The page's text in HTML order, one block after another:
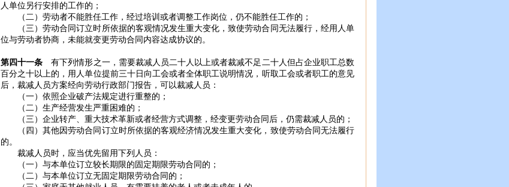
人单位另行安排的工作的；
（二）劳动者不能胜任工作，经过培训或者调整工作岗位，仍不能胜任工作的；
（三）劳动合同订立时所依据的客观情况发生重大变化，致使劳动合同无法履行，经用人单
位与劳动者协商，未能就变更劳动合同内容达成协议的。
第四十一条 有下列情形之一，需要裁减人员二十人以上或者裁减不足二十人但占企业职工总数
百分之十以上的，用人单位提前三十日向工会或者全体职工说明情况，听取工会或者职工的意见
后，裁减人员方案经向劳动行政部门报告，可以裁减人员：
（一）依照企业破产法规定进行重整的；
（二）生产经营发生严重困难的；
（三）企业转产、重大技术革新或者经营方式调整，经变更劳动合同后，仍需裁减人员的；
（四）其他因劳动合同订立时所依据的客观经济情况发生重大变化，致使劳动合同无法履行
的。
裁减人员时，应当优先留用下列人员：
（一）与本单位订立较长期限的固定期限劳动合同的；
（二）与本单位订立无固定期限劳动合同的；